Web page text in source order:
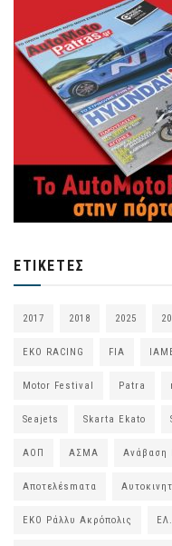
ΕΤΙΚΈΤΕΣ
2017 2018 2025
EKO RACING FIA
Motor Festival Patra
Seajets Skarta Ekato
ΑΟΠ ΑΣΜΑ Ανάβαση
Αποτελέsmατα
ΕΚΟ Ράλλυ Ακρόπολις